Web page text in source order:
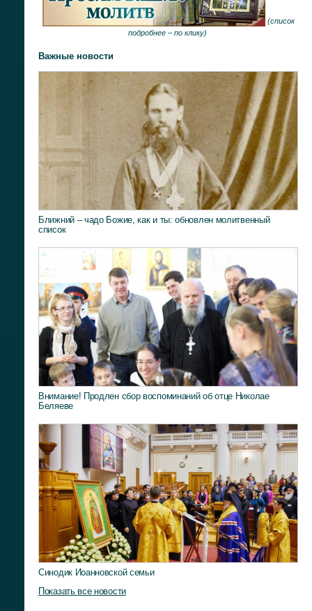
(список
подробнее – по клику)
Важные новости
Ближний – чадо Божие, как и ты: обновлен молитвенный
список
Внимание! Продлен сбор воспоминаний об отце Николае
Беляеве
Синодик Иоанновской семьи
Показать все новости